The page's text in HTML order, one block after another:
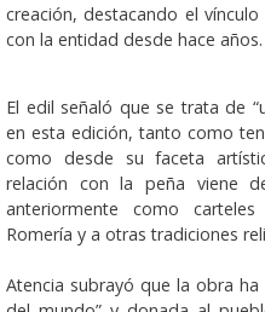
creación, destacando el
con la entidad desde hace años.
El edil señaló que se trata de
en esta edición, tanto como
como desde su faceta
relación con la peña viene
anteriormente como
Romería y a otras tradiciones
Atencia subrayó que la obra